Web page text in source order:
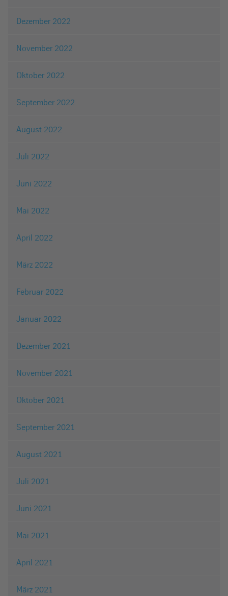
Dezember 2022
November 2022
Oktober 2022
September 2022
August 2022
Juli 2022
Juni 2022
Mai 2022
April 2022
März 2022
Februar 2022
Januar 2022
Dezember 2021
November 2021
Oktober 2021
September 2021
August 2021
Juli 2021
Juni 2021
Mai 2021
April 2021
März 2021